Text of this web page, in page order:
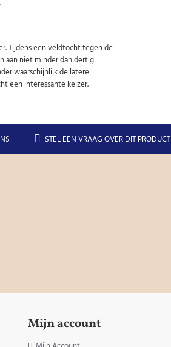
Tijdens een veldtocht tegen de
aan niet minder dan dertig
waarschijnlijk de latere
een interessante keizer.
STEL EEN VRAAG OVER DIT PRODUCT
Mijn account